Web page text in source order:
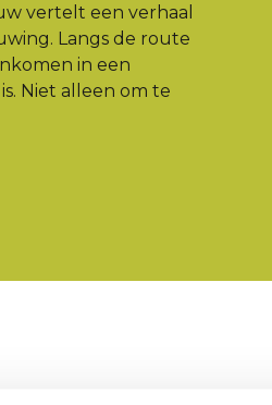
vertelt een verhaal
Langs de route
in een
Niet alleen om te